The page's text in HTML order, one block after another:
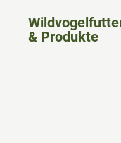
& Produkte